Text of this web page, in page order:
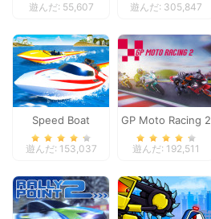
遊んだ: 55,607 遊んだ: 305,847
Speed Boat
Extreme Racing
遊んだ: 153,037
GP Moto Racing 2
遊んだ: 192,511